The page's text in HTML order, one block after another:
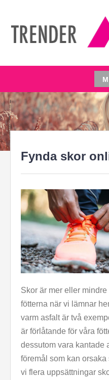
innehåll
TRENDER &
Hoppa
till
innehåll
Fynda skor
Skor är mer eller
fötterna när vi lämnar
varm asfalt är två
är förlåtande för våra
dessutom vara kantade
föremål som kan
vi flera uppsättningar